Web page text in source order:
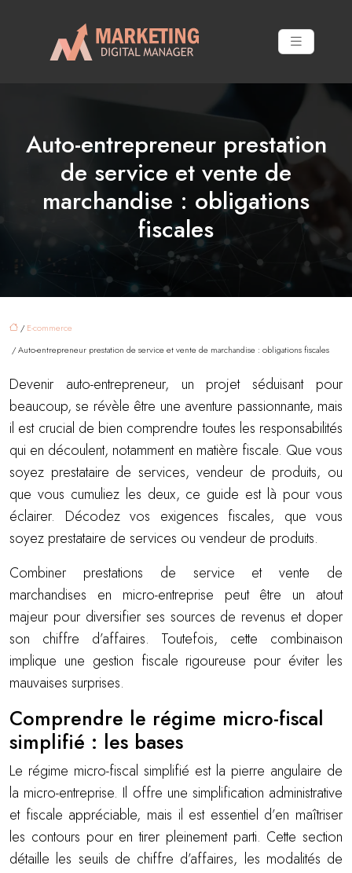
Auto-entrepreneur prestation
de service et vente de
marchandise : obligations
fiscales
/E-commerce
/ Auto-entrepreneur prestation de service et vente de marchandise : obligations fiscales
Devenir auto-entrepreneur, un projet séduisant pour
beaucoup, se révèle être une aventure passionnante, mais
il est crucial de bien comprendre toutes les responsabilités
qui en découlent, notamment en matière fiscale. Que vous
soyez prestataire de services, vendeur de produits, ou
que vous cumuliez les deux, ce guide est là pour vous
éclairer. Décodez vos exigences fiscales, que vous
soyez prestataire de services ou vendeur de produits.
Combiner prestations de service et vente de
marchandises en micro-entreprise peut être un atout
majeur pour diversifier ses sources de revenus et doper
son chiffre d’affaires. Toutefois, cette combinaison
implique une gestion fiscale rigoureuse pour éviter les
mauvaises surprises.
Comprendre le régime micro-fiscal
simplifié : les bases
Le régime micro-fiscal simplifié est la pierre angulaire de
la micro-entreprise. Il offre une simplification administrative
et fiscale appréciable, mais il est essentiel d’en maîtriser
les contours pour en tirer pleinement parti. Cette section
détaille les seuils de chiffre d’affaires, les modalités de